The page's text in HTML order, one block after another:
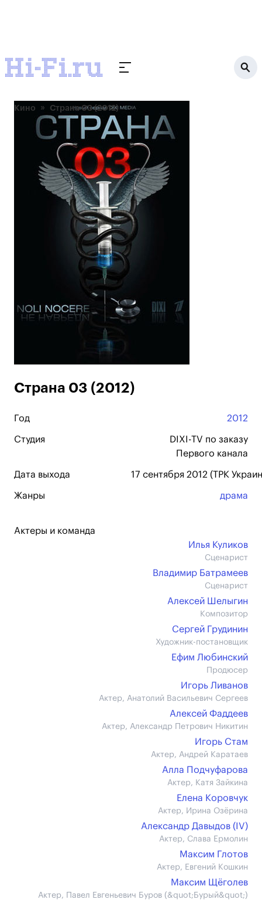
Кино Страна 03 (2012)
Страна 03 (2012)
Год 2012
Студия
DIXI-TV по заказу
Первого канала
Дата выхода 17 сентября 2012 (ТРК
Жанры драма
Актеры и команда
Илья Куликов
Сценарист
Владимир Батрамеев
Сценарист
Алексей Шелыгин
Композитор
Сергей Грудинин
Художник-постановщик
Ефим Любинский
Продюсер
Игорь Ливанов
Актер, Анатолий Васильевич Сергеев
Алексей Фаддеев
Актер, Александр Петрович Никитин
Игорь Стам
Актер, Андрей Каратаев
Алла Подчуфарова
Актер, Катя Зайкина
Елена Коровчук
Актер, Ирина Озёрина
Александр Давыдов (IV)
Актер, Слава Ермолин
Максим Глотов
Актер, Евгений Кошкин
Максим Щёголев
Актер, Павел Евгеньевич Буров (&quot;Бурый&quot;)